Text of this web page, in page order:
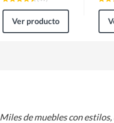
Ver producto
Miles de muebles con